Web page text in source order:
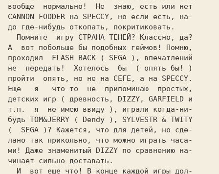
вообще  нормально!  Не  знаю, есть или нет
CANNON FODDER на SPECCY, но если есть, на-
до где-нибудь откoпать, покритиковать.
А  вот побольше бы подобных геймов! Помню,
проходил  FLASH BACK ( SEGA ), впечатлений
не  передать!  Хотелось  бы  ( опять бы! )
пройти  опять, но не на СЕГЕ, а на SPECCY.
Еще   я   что-то  не  припоминаю  простых,
детских игр ( древность, DIZZY, GARFIELD и
т.п.  я  не имею ввиду ), играли когда-ни-
будь TOM&JERRY ( Dendy ), SYLVESTR & TWITY
(  SEGA )? Кажется, что для детей, но сде-
лано так прикольно, что можно играть часа-
ми! Даже знаменитый DIZZY по сравнению на-
чинает сильно доставать.